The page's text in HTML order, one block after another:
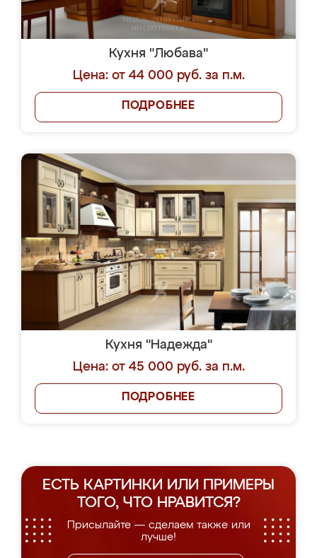
Кухня "Любава"
Цена: от 44 000 руб. за п.м.
ПОДРОБНЕЕ
Кухня "Надежда"
Цена: от 45 000 руб. за п.м.
ПОДРОБНЕЕ
ЕСТЬ КАРТИНКИ ИЛИ ПРИМЕРЫ
ТОГО, ЧТО НРАВИТСЯ?
Присылайте — сделаем также или
лучше!